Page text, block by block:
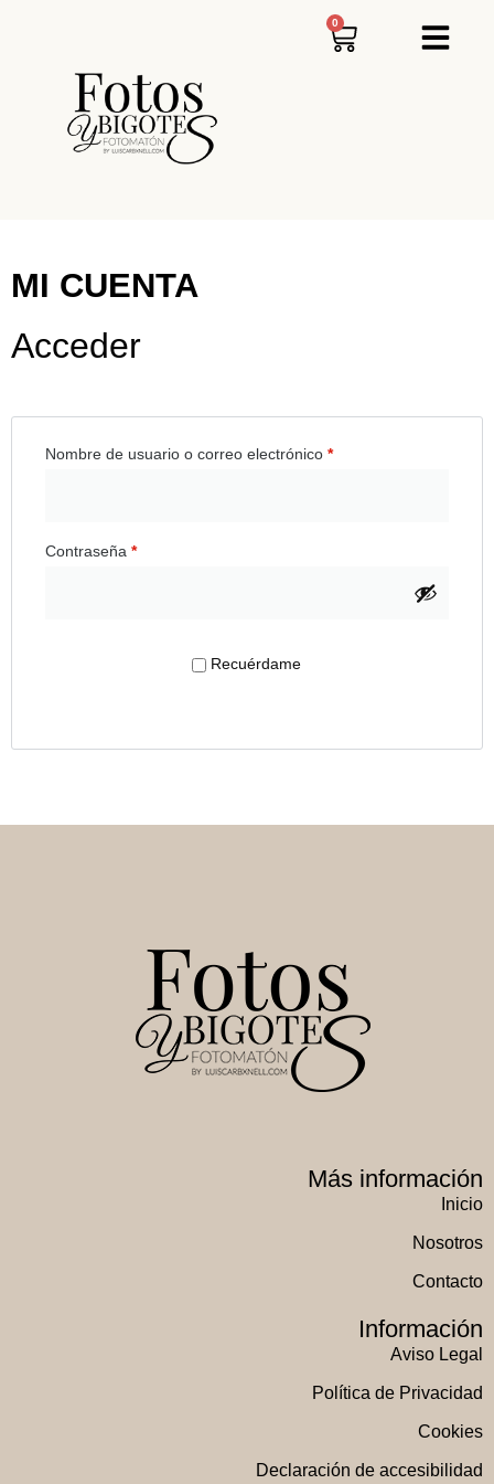
0
MI CUENTA
Acceder
Nombre de usuario o correo electrónico *
Contraseña *
Recuérdame
Más información
Inicio
Nosotros
Contacto
Información
Aviso Legal
Política de Privacidad
Cookies
Declaración de accesibilidad